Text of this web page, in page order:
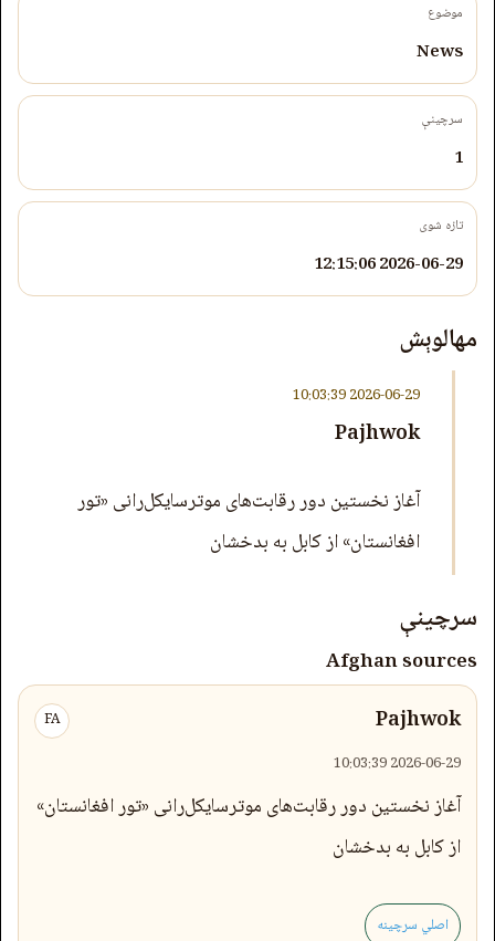
موضوع
News
سرچینې
1
تازه شوی
2026-06-29 12:15:06
مهالوېش
2026-06-29 10:03:39
Pajhwok
آغاز نخستین دور رقابت‌های موترسایکل‌رانی «تور
افغانستان» از کابل به بدخشان
سرچینې
Afghan sources
Pajhwok
FA
2026-06-29 10:03:39
آغاز نخستین دور رقابت‌های موترسایکل‌رانی «تور افغانستان»
از کابل به بدخشان
اصلي سرچینه